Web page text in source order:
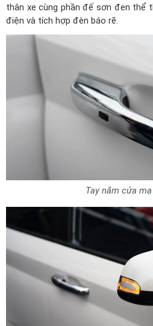
thân xe cùng phần đế sơn đen thể
điện và tích hợp đèn báo rẽ.
Tay nắm cửa